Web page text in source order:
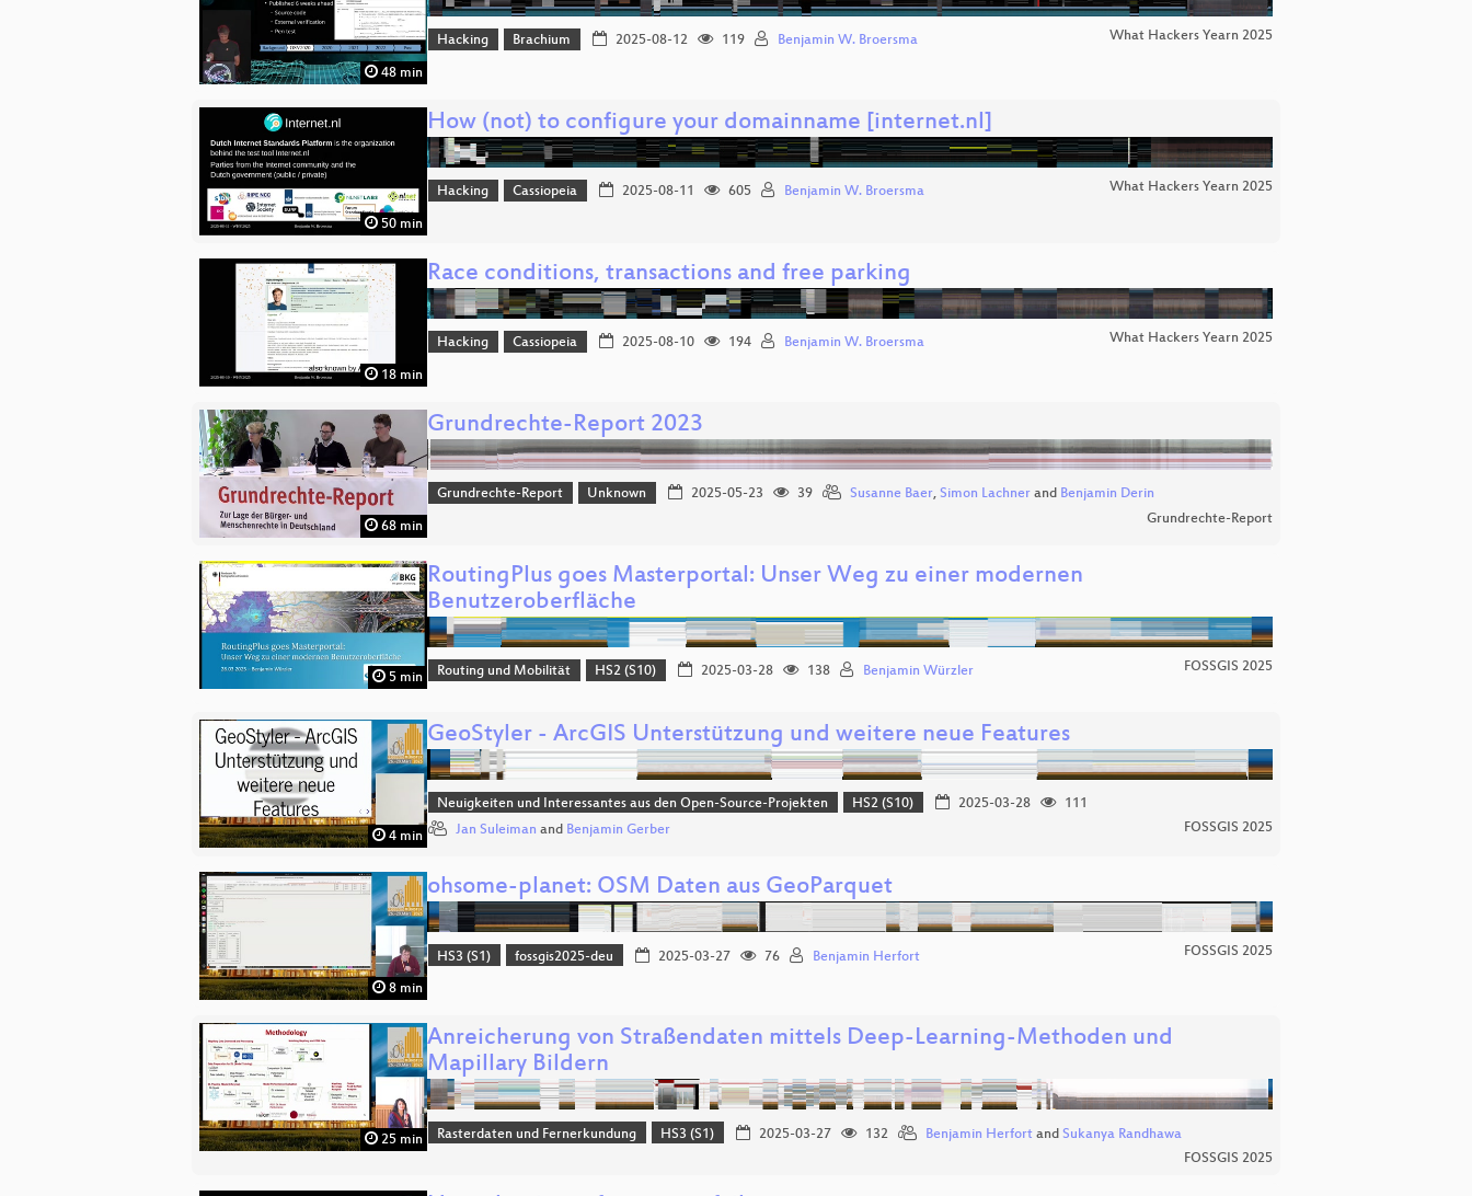
48 min
Hacking Brachium 2025-08-12 119 Benjamin W. Broersma What Hackers Yearn 2025
50 min
How (not) to configure your domainname [internet.nl]
Hacking Cassiopeia 2025-08-11 605 Benjamin W. Broersma What Hackers Yearn 2025
18 min
Race conditions, transactions and free parking
Hacking Cassiopeia 2025-08-10 194 Benjamin W. Broersma What Hackers Yearn 2025
68 min
Grundrechte-Report 2023
Grundrechte-Report Unknown 2025-05-23 39 Susanne Baer, Simon Lachnerand Benjamin Derin
Grundrechte-Report
5 min
RoutingPlus goes Masterportal: Unser Weg zu einer modernen
Benutzeroberfläche
Routing und Mobilität HS2 (S10) 2025-03-28 138 Benjamin Würzler FOSSGIS 2025
4 min
GeoStyler - ArcGIS Unterstützung und weitere neue Features
Neuigkeiten und Interessantes aus den Open-Source-Projekten HS2 (S10) 2025-03-28
111
Jan Suleiman and Benjamin Gerber FOSSGIS 2025
8 min
ohsome-planet: OSM Daten aus GeoParquet
HS3 (S1) fossgis2025-deu 2025-03-27 76 Benjamin Herfort FOSSGIS 2025
25 min
Anreicherung von Straßendaten mittels Deep-Learning-Methoden und
Mapillary Bildern
Rasterdaten und Fernerkundung HS3 (S1) 2025-03-27 132 Benjamin Herfortand Sukanya Randhawa
FOSSGIS 2025